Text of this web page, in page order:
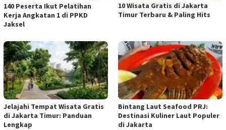
140 Peserta Ikut Pelatihan
Kerja Angkatan 1 di PPKD
Jaksel
10 Wisata Gratis di Jakarta
Timur Terbaru & Paling Hits
Jelajahi Tempat Wisata Gratis
di Jakarta Timur: Panduan
Lengkap
Bintang Laut Seafood PRJ:
Destinasi Kuliner Laut Populer
di Jakarta